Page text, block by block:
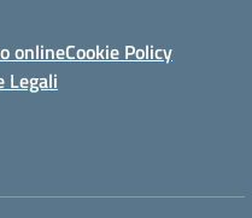
onlineCookie Policy
Legali